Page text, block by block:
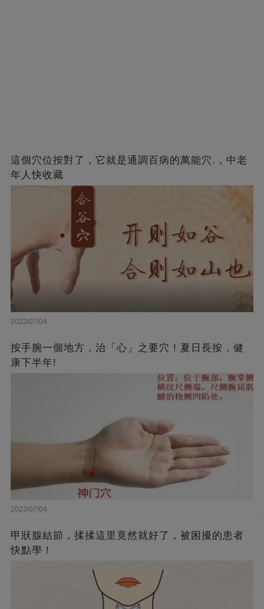
這個穴位按對了，它就是通調百病的萬能穴.，中老
年人快收藏
2023/07/04
按手腕一個地方，治「心」之要穴！夏日長按，健
康下半年!
2023/07/04
甲狀腺結節，揉揉這里竟然就好了，被困擾的患者
快點學！